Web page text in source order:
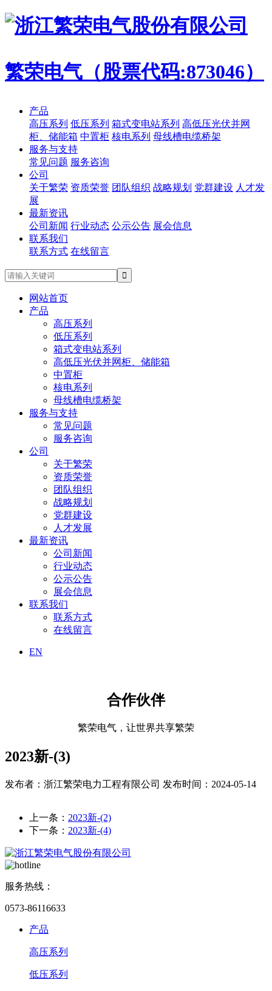
繁荣电气（股票代码:873046）
产品
高压系列 低压系列 箱式变电站系列 高低压光伏并网
柜、储能箱 中置柜 核电系列 母线槽电缆桥架
服务与支持
常见问题 服务咨询
公司
关于繁荣 资质荣誉 团队组织 战略规划 党群建设 人才发
展
最新资讯
公司新闻 行业动态 公示公告 展会信息
联系我们
联系方式 在线留言
网站首页
产品
高压系列
低压系列
箱式变电站系列
高低压光伏并网柜、储能箱
中置柜
核电系列
母线槽电缆桥架
服务与支持
常见问题
服务咨询
公司
关于繁荣
资质荣誉
团队组织
战略规划
党群建设
人才发展
最新资讯
公司新闻
行业动态
公示公告
展会信息
联系我们
联系方式
在线留言
EN
合作伙伴
繁荣电气，让世界共享繁荣
2023新-(3)
发布者：浙江繁荣电力工程有限公司 发布时间：2024-05-14
上一条： 2023新-(2)
下一条： 2023新-(4)
服务热线：
0573-86116633
产品
高压系列
低压系列